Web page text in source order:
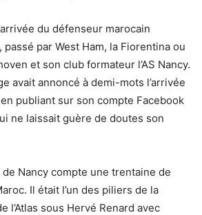
du défenseur marocain
passé par West Ham, la Fiorentina ou
et son club formateur l’AS Nancy.
avait annoncé à demi-mots l’arrivée
publiant sur son compte Facebook
ne laissait guère de doutes son
Nancy compte une trentaine de
Il était l’un des piliers de la
l’Atlas sous Hervé Renard avec